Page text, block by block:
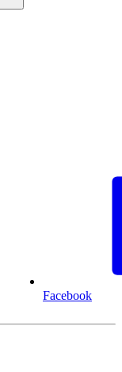
Facebook